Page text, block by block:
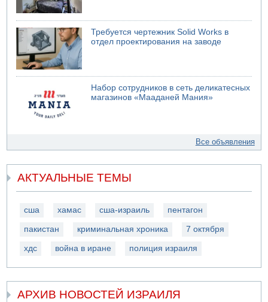
Требуется чертежник Solid Works в
отдел проектирования на заводе
Набор сотрудников в сеть деликатесных
магазинов «Мааданей Мания»
Все объявления
АКТУАЛЬНЫЕ ТЕМЫ
сша хамас сша-израиль пентагон
пакистан криминальная хроника 7 октября
хдс война в иране полиция израиля
АРХИВ НОВОСТЕЙ ИЗРАИЛЯ